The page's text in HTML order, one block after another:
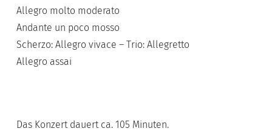
Allegro molto moderato
Andante un poco mosso
Scherzo: Allegro vivace – Trio: Allegretto
Allegro assai
Das Konzert dauert ca. 105 Minuten.